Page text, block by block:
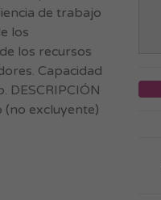
de trabajo
los
los recursos
Capacidad
(no excluyente)